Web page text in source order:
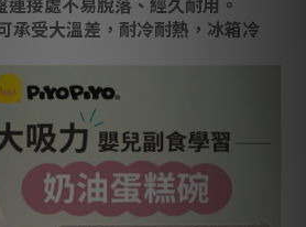
承受大溫差，耐冷耐熱，冰箱冷